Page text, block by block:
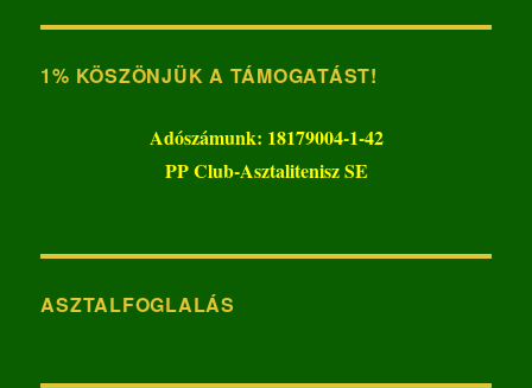
1% KÖSZÖNJÜK A TÁMOGATÁST!
Adószámunk: 18179004-1-42
PP Club-Asztalitenisz SE
ASZTALFOGLALÁS